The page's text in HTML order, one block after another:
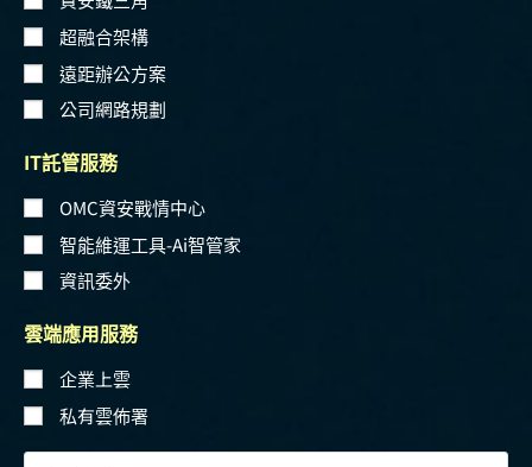
超融合架構
遠距辦公方案
公司網路規劃
IT託管服務
OMC資安戰情中心
智能維運工具-Ai智管家
資訊委外
雲端應用服務
企業上雲
私有雲佈署